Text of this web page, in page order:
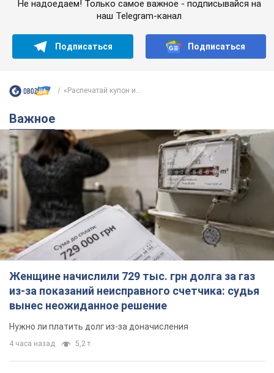
Не надоедаем! Только самое важное - подписывайся на
наш Telegram-канал
Подписаться Подписаться
«Распечатай купон и...
Важное
Женщине начислили 729 тыс. грн долга за газ
из-за показаний неисправного счетчика: судья
вынес неожиданное решение
Нужно ли платить долг из-за доначисления
4 часа назад 5,2 т.